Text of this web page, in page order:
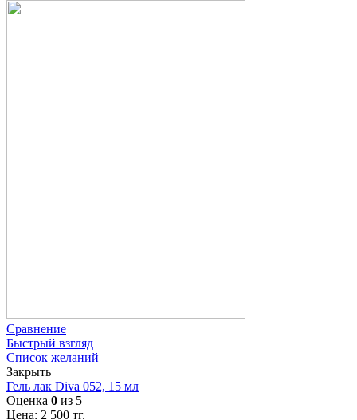
Сравнение
Быстрый взгляд
Список желаний
Закрыть
Гель лак Diva 052, 15 мл
Оценка 0 из 5
Цена: 2 500 тг.